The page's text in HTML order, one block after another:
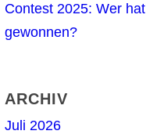
Contest 2025: Wer hat
gewonnen?
ARCHIV
Juli 2026